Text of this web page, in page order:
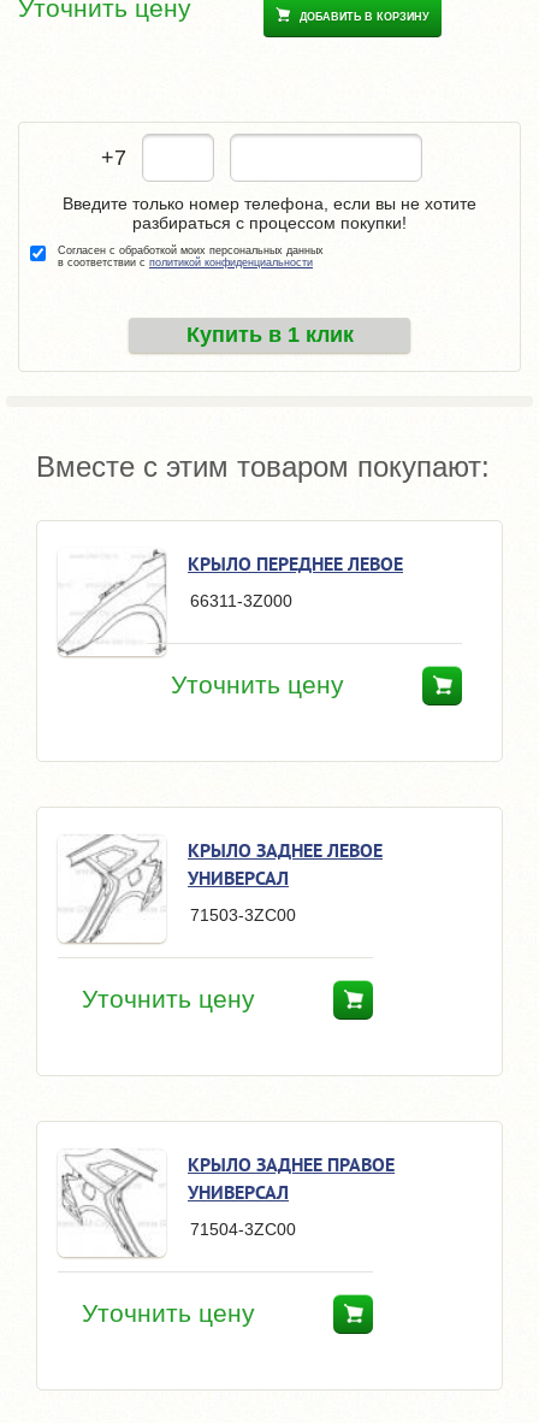
Уточнить цену ДОБАВИТЬ В КОРЗИНУ
+7
Купить в 1 клик
Введите только номер телефона, если вы не хотите
разбираться с процессом покупки!
Согласен с обработкой моих персональных данных
в соответствии с политикой конфиденциальности
Вместе с этим товаром покупают:
КРЫЛО ПЕРЕДНЕЕ ЛЕВОЕ
66311-3Z000
Уточнить цену
КРЫЛО ЗАДНЕЕ ЛЕВОЕ
УНИВЕРСАЛ
71503-3ZC00
Уточнить цену
КРЫЛО ЗАДНЕЕ ПРАВОЕ
УНИВЕРСАЛ
71504-3ZC00
Уточнить цену